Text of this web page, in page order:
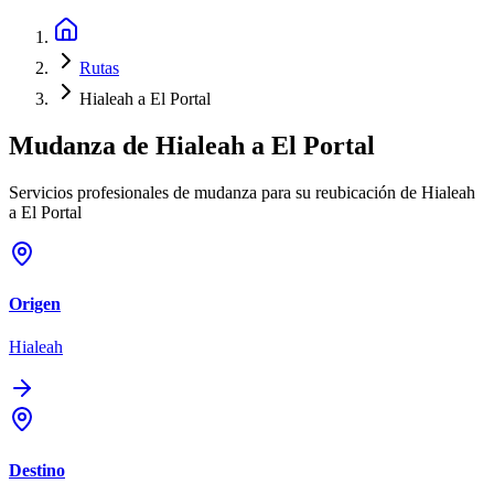
Rutas
Hialeah a El Portal
Mudanza de Hialeah a El Portal
Servicios profesionales de mudanza para su reubicación de Hialeah
a El Portal
Origen
Hialeah
Destino